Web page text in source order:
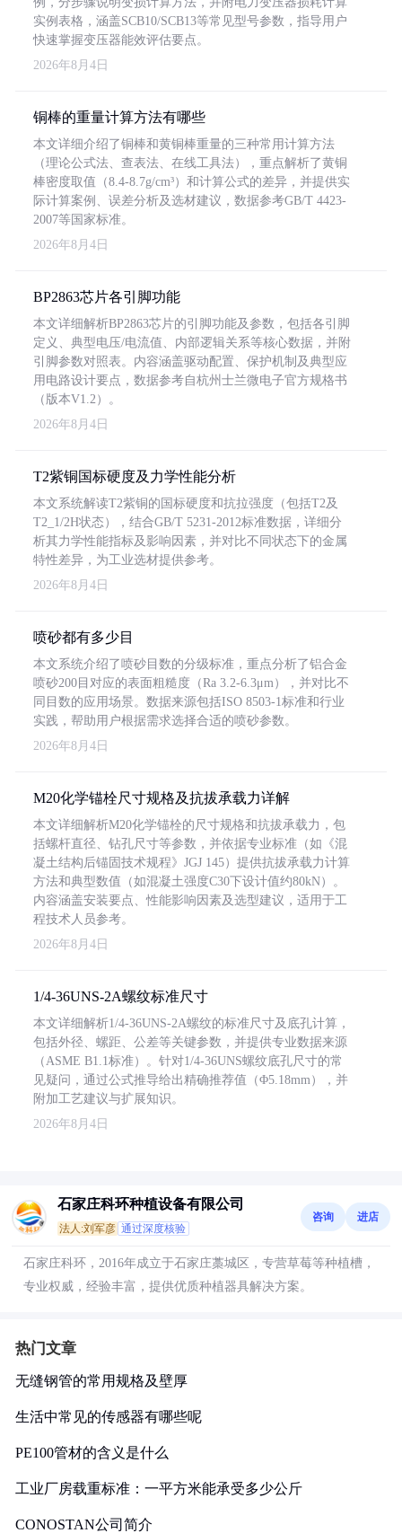
实例表格，涵盖SCB10/SCB13等常见型号参数，指导用户
快速掌握变压器能效评估要点。
2026年8月4日
铜棒的重量计算方法有哪些
本文详细介绍了铜棒和黄铜棒重量的三种常用计算方法
（理论公式法、查表法、在线工具法），重点解析了黄铜
棒密度取值（8.4-8.7g/cm³）和计算公式的差异，并提供实
际计算案例、误差分析及选材建议，数据参考GB/T 4423-
2007等国家标准。
2026年8月4日
BP2863芯片各引脚功能
本文详细解析BP2863芯片的引脚功能及参数，包括各引脚
定义、典型电压/电流值、内部逻辑关系等核心数据，并附
引脚参数对照表。内容涵盖驱动配置、保护机制及典型应
用电路设计要点，数据参考自杭州士兰微电子官方规格书
（版本V1.2）。
2026年8月4日
T2紫铜国标硬度及力学性能分析
本文系统解读T2紫铜的国标硬度和抗拉强度（包括T2及
T2_1/2H状态），结合GB/T 5231-2012标准数据，详细分
析其力学性能指标及影响因素，并对比不同状态下的金属
特性差异，为工业选材提供参考。
2026年8月4日
喷砂都有多少目
本文系统介绍了喷砂目数的分级标准，重点分析了铝合金
喷砂200目对应的表面粗糙度（Ra 3.2-6.3μm），并对比不
同目数的应用场景。数据来源包括ISO 8503-1标准和行业
实践，帮助用户根据需求选择合适的喷砂参数。
2026年8月4日
M20化学锚栓尺寸规格及抗拔承载力详解
本文详细解析M20化学锚栓的尺寸规格和抗拔承载力，包
括螺杆直径、钻孔尺寸等参数，并依据专业标准（如《混
凝土结构后锚固技术规程》JGJ 145）提供抗拔承载力计算
方法和典型数值（如混凝土强度C30下设计值约80kN）。
内容涵盖安装要点、性能影响因素及选型建议，适用于工
程技术人员参考。
2026年8月4日
1/4-36UNS-2A螺纹标准尺寸
本文详细解析1/4-36UNS-2A螺纹的标准尺寸及底孔计算，
包括外径、螺距、公差等关键参数，并提供专业数据来源
（ASME B1.1标准）。针对1/4-36UNS螺纹底孔尺寸的常
见疑问，通过公式推导给出精确推荐值（Φ5.18mm），并
附加工艺建议与扩展知识。
2026年8月4日
石家庄科环种植设备有限公司
法人:刘军彦 通过深度核验
咨询 进店
石家庄科环，2016年成立于石家庄藁城区，专营草莓等种植槽，
专业权威，经验丰富，提供优质种植器具解决方案。
热门文章
无缝钢管的常用规格及壁厚
生活中常见的传感器有哪些呢
PE100管材的含义是什么
工业厂房载重标准：一平方米能承受多少公斤
CONOSTAN公司简介